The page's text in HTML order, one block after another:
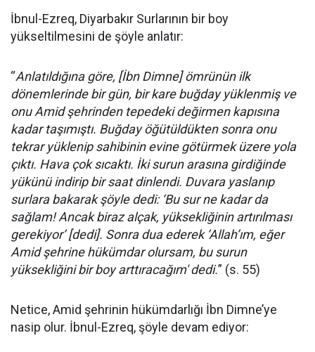
İbnul-Ezreq, Diyarbakır Surlarının bir boy
yükseltilmesini de şöyle anlatır:
“Anlatıldığına göre, [İbn Dimne] ömrünün ilk
dönemlerinde bir gün, bir kare buğday yüklenmiş ve
onu Amid şehrinden tepedeki değirmen kapısına
kadar taşımıştı. Buğday öğütüldükten sonra onu
tekrar yüklenip sahibinin evine götürmek üzere yola
çıktı. Hava çok sıcaktı. İki surun arasına girdiğinde
yükünü indirip bir saat dinlendi. Duvara yaslanıp
surlara bakarak şöyle dedi: ‘Bu sur ne kadar da
sağlam! Ancak biraz alçak, yüksekliğinin artırılması
gerekiyor’ [dedi]. Sonra dua ederek ‘Allah’ım, eğer
Amid şehrine hükümdar olursam, bu surun
yüksekliğini bir boy arttıracağım' dedi.” (s. 55)
Netice, Amid şehrinin hükümdarlığı İbn Dimne’ye
nasip olur. İbnul-Ezreq, şöyle devam ediyor: